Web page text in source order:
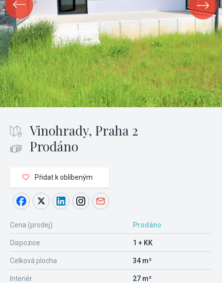
Vinohrady, Praha 2
Prodáno
Přidat k oblíbeným
Cena (prodej) Prodáno
Dispozice 1 + KK
Celková plocha 34 m²
Interiér 27 m²